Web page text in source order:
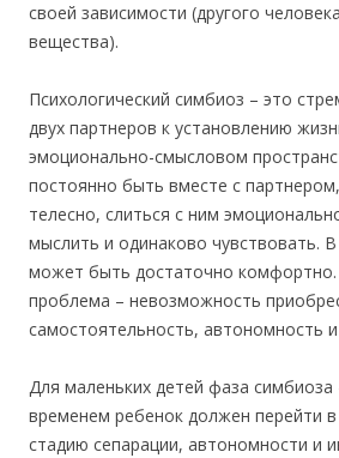
своей зависимости (другого
вещества).
Психологический симбиоз – это
двух партнеров к установлению
эмоционально-смысловом
постоянно быть вместе с
телесно, слиться с ним
мыслить и одинаково чувствовать.
может быть достаточно комфортно.
проблема – невозможность
самостоятельность, автономность
Для маленьких детей фаза
временем ребенок должен перейти
стадию сепарации, автономности и